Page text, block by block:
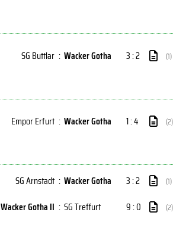
SG Buttlar : Wacker Gotha 3 : 2 (1)
Empor Erfurt : Wacker Gotha 1 : 4 (2)
SG Arnstadt : Wacker Gotha 3 : 2 (1)
Wacker Gotha II : SG Treffurt 9 : 0 (2)